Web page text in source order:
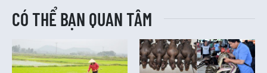
CÓ THỂ BẠN QUAN TÂM